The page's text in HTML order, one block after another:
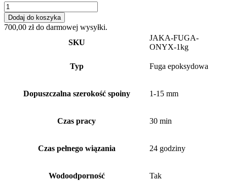
ilość
JAKA
FUGA
Dodaj do koszyka
700,00 złdo darmowej wysyłki.
SKU
JAKA-FUGA-
ONYX-1kg
Typ Fuga epoksydowa
Dopuszczalna szerokość spoiny 1-15 mm
Czas pracy 30 min
Czas pełnego wiązania 24 godziny
Wodoodporność Tak